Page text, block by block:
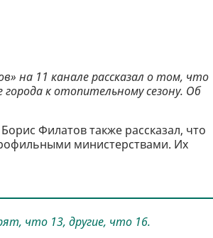
на 11 канале рассказал о том, что
к отопительному сезону. Об
Филатов также рассказал, что
министерствами. Их
что 13, другие, что 16.